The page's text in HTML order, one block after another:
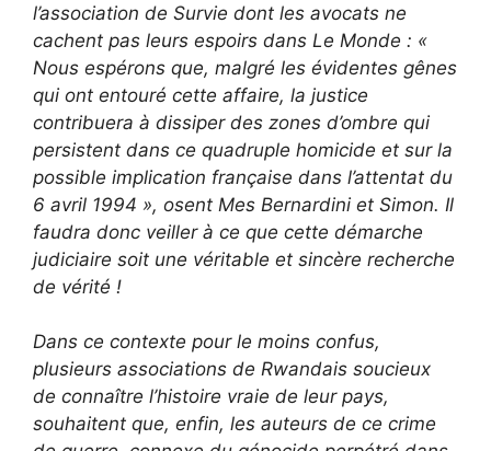
l’association de Survie dont les avocats ne
cachent pas leurs espoirs dans Le Monde : «
Nous espérons que, malgré les évidentes gênes
qui ont entouré cette affaire, la justice
contribuera à dissiper des zones d’ombre qui
persistent dans ce quadruple homicide et sur la
possible implication française dans l’attentat du
6 avril 1994 », osent Mes Bernardini et Simon. Il
faudra donc veiller à ce que cette démarche
judiciaire soit une véritable et sincère recherche
de vérité !
Dans ce contexte pour le moins confus,
plusieurs associations de Rwandais soucieux
de connaître l’histoire vraie de leur pays,
souhaitent que, enfin, les auteurs de ce crime